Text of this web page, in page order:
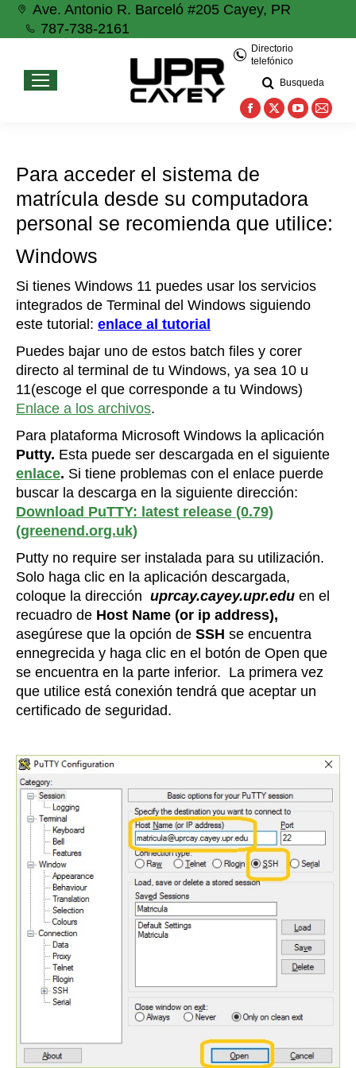
Ave. Antonio R. Barceló #205 Cayey, PR
787-738-2161
Directorio
telefónico
Busqueda
Facebook
in
new
window
X
new
window
YouTube
new
window
Mail
Para acceder el sistema de
matrícula desde su computadora
personal se recomienda que utilice:
Windows
Si tienes Windows 11 puedes usar los servicios
integrados de Terminal del Windows siguiendo
este tutorial: enlace al tutorial
Puedes bajar uno de estos batch files y corer
directo al terminal de tu Windows, ya sea 10 u
11(escoge el que corresponde a tu Windows)
Enlace a los archivos.
Para plataforma Microsoft Windows la aplicación
Putty. Esta puede ser descargada en el siguiente
enlace. Si tiene problemas con el enlace puerde
buscar la descarga en la siguiente dirección:
Download PuTTY: latest release (0.79)
(greenend.org.uk)
Putty no require ser instalada para su utilización.
Solo haga clic en la aplicación descargada,
coloque la dirección uprcay.cayey.upr.edu en el
recuadro de Host Name (or ip address),
asegúrese que la opción de SSH se encuentra
ennegrecida y haga clic en el botón de Open que
se encuentra en la parte inferior. La primera vez
que utilice está conexión tendrá que aceptar un
certificado de seguridad.